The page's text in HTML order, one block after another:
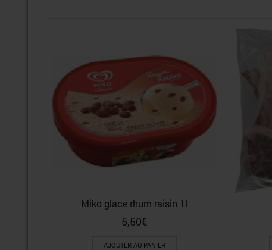
Miko glace rhum raisin 1l
5,50€
AJOUTER AU PANIER